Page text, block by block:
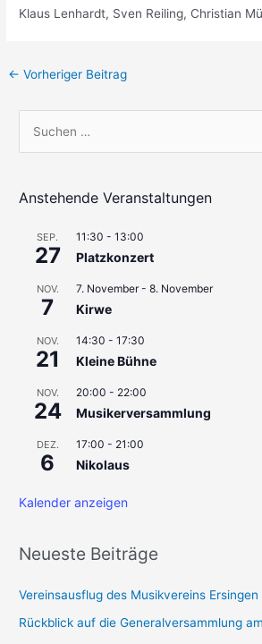
Klaus Lenhardt, Sven Reiling, Christian
Beitragsnavigation
← Vorheriger Beitrag
h
Anstehende Veranstaltungen
SEP.
27
11:30 -13:00
Platzkonzert
NOV.
7
7. November-8. November
Kirwe
NOV.
21
14:30 -17:30
Kleine Bühne
NOV.
24
20:00 - 22:00
Musikerversammlung
DEZ.
6
17:00 - 21:00
Nikolaus
Kalender anzeigen
Neueste Beiträge
Vereinsausflug des Musikvereins Ersingen
Rückblick auf die Generalversammlung